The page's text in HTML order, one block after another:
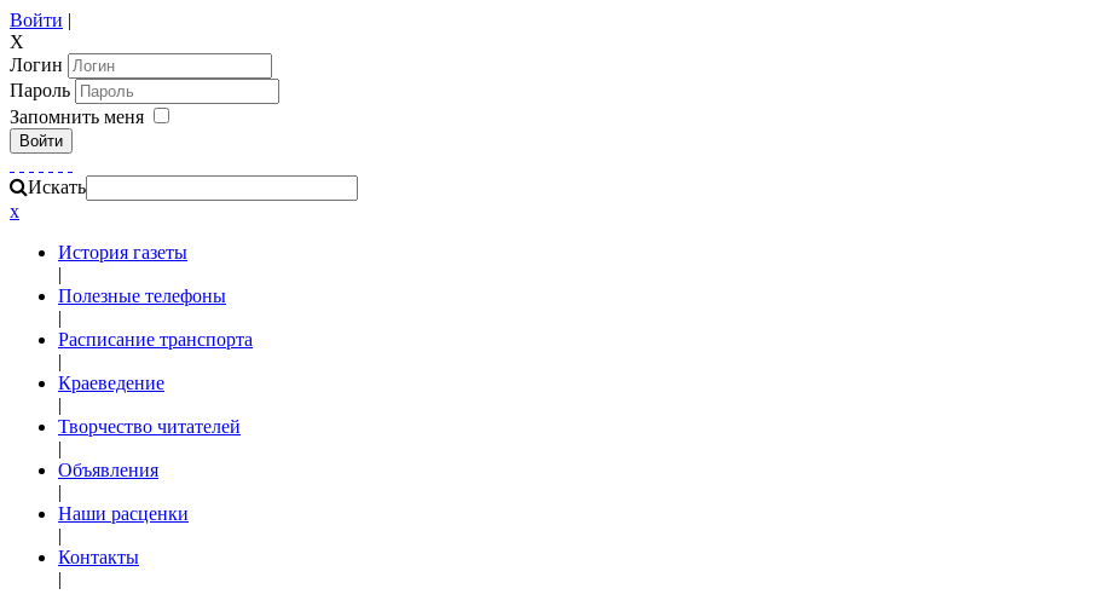
Войти |
X
Логин
Пароль
Запомнить меня
Войти
Искать
x
История газеты
|
Полезные телефоны
|
Расписание транспорта
|
Краеведение
|
Творчество читателей
|
Объявления
|
Наши расценки
|
Контакты
|